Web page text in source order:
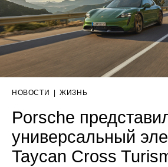
НОВОСТИ ЖИЗНЬ
Porsche
универсальный
Taycan Cross